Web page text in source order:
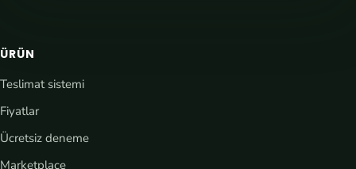
ÜRÜN
Teslimat sistemi
Fiyatlar
Ücretsiz deneme
Marketplace